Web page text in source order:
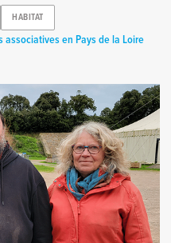
HABITAT
associatives en Pays de la Loire